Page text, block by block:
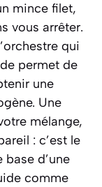
mince filet,
vous arrêter.
qui
permet de
une
Une
mélange,
: c’est le
d’une
comme